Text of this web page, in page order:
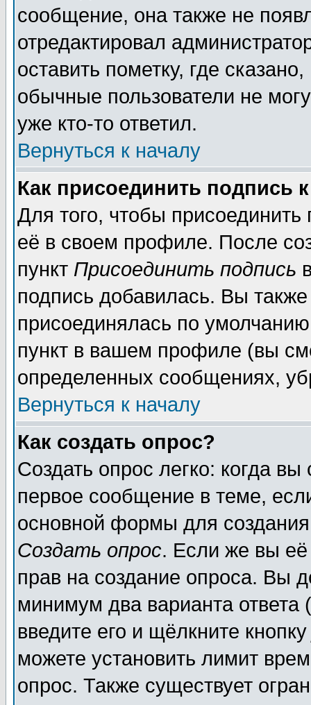
сообщение, она также не
отредактировал
оставить пометку, где
обычные пользователи не
уже кто-то ответил.
Вернуться к началу
Как присоединить подпись
Для того, чтобы
её в своем профиле. После
пункт Присоединить подпись
подпись добавилась. Вы
присоединялась по
пункт в вашем профиле (вы
определенных сообщениях,
Вернуться к началу
Как создать опрос?
Создать опрос легко: когда
первое сообщение в теме,
основной формы для
Создать опрос. Если же вы её
прав на создание опроса. Вы
минимум два варианта ответа
введите его и щёлкните
можете установить лимит
опрос. Также существует